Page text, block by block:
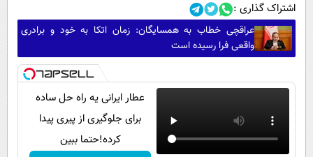
اشتراک گذاری :
عراقچی خطاب به همسایگان: زمان اتکا به خود و برادری
واقعی فرا رسیده است
عطار ایرانی یه راه حل ساده
برای جلوگیری از پیری پیدا
کرده!حتما ببین